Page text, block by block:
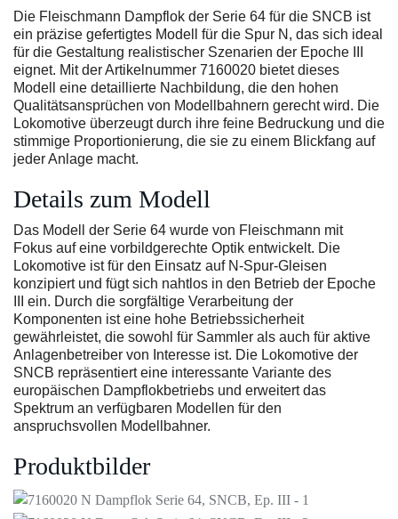
Die Fleischmann Dampflok der Serie 64 für die SNCB ist
ein präzise gefertigtes Modell für die Spur N, das sich ideal
für die Gestaltung realistischer Szenarien der Epoche III
eignet. Mit der Artikelnummer 7160020 bietet dieses
Modell eine detaillierte Nachbildung, die den hohen
Qualitätsansprüchen von Modellbahnern gerecht wird. Die
Lokomotive überzeugt durch ihre feine Bedruckung und die
stimmige Proportionierung, die sie zu einem Blickfang auf
jeder Anlage macht.
Details zum Modell
Das Modell der Serie 64 wurde von Fleischmann mit
Fokus auf eine vorbildgerechte Optik entwickelt. Die
Lokomotive ist für den Einsatz auf N-Spur-Gleisen
konzipiert und fügt sich nahtlos in den Betrieb der Epoche
III ein. Durch die sorgfältige Verarbeitung der
Komponenten ist eine hohe Betriebssicherheit
gewährleistet, die sowohl für Sammler als auch für aktive
Anlagenbetreiber von Interesse ist. Die Lokomotive der
SNCB repräsentiert eine interessante Variante des
europäischen Dampflokbetriebs und erweitert das
Spektrum an verfügbaren Modellen für den
anspruchsvollen Modellbahner.
Produktbilder